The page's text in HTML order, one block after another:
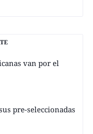
van por el
pre-seleccionadas